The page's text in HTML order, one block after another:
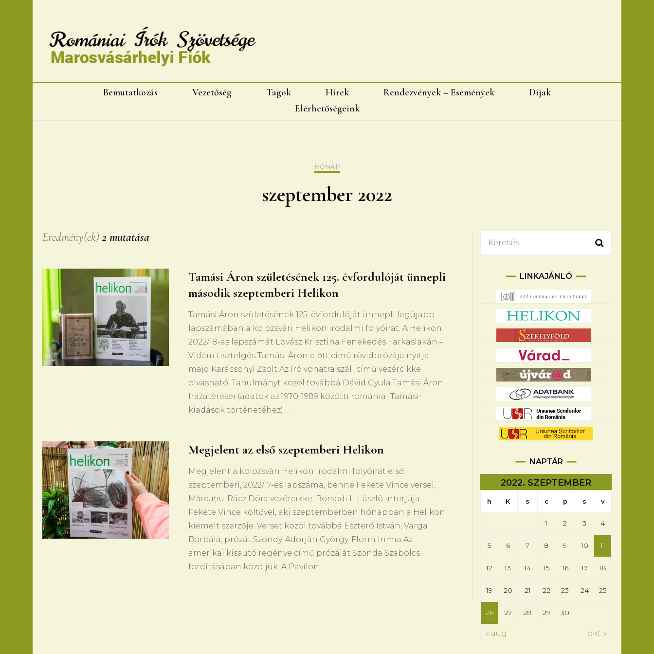
Romániai Írók Szövetsége, Marosvásárhelyi fiok
Bemutatkozás Vezetőség Tagok Hírek Rendezvények – Események
Díjak
Elérhetőségeink
HÓNAP
szeptember 2022
Eredmény(ek) 2 mutatása
Tamási Áron születésének 125. évfordulóját ünnepli
második szeptemberi Helikon
Tamási Áron születésének 125. évfordulóját ünnepli legújabb
lapszámában a kolozsvári Helikon irodalmi folyóirat. A Helikon
2022/18-as lapszámát Lovász Krisztina Fenekedés Farkaslakán –
Vidám tisztelgés Tamási Áron előtt című rövidprózája nyitja,
majd Karácsonyi Zsolt Az író vonatra száll című vezércikke
olvasható. Tanulmányt közöl továbbá Dávid Gyula Tamási Áron
hazatérései (adatok az 1970-1989 közötti romániai Tamási-
kiadások történetéhez) …
Megjelent az első szeptemberi Helikon
Megjelent a kolozsvári Helikon irodalmi folyóirat első
szeptemberi, 2022/17-es lapszáma, benne Fekete Vince versei,
Mărcuțiu-Rácz Dóra vezércikke, Borsodi L. László interjúja
Fekete Vince költővel, aki szeptemberben hónapban a Helikon
kiemelt szerzője. Verset közöl továbbá Eszteró István, Varga
Borbála, prózát Szondy-Adorján György. Florin Irimia Az
amerikai kisautó regénye című prózáját Szonda Szabolcs
fordításában közöljük. A Pavilon …
Keresés:
LINKAJÁNLÓ
NAPTÁR
2022. SZEPTEMBER
h K s c p s v
1 2 3 4
5 6 7 8 9 10 11
12 13 14 15 16 17 18
19 20 21 22 23 24 25
26 27 28 29 30
« aug okt »